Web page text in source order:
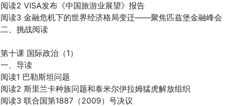
阅读2 VISA发布《中国旅游业展望》报告
阅读3 金融危机下的世界经济格局变迁——聚焦匹兹堡金融峰会
二、挑战阅读
第十课 国际政治（1）
一、导读
阅读1 巴勒斯坦问题
阅读2 斯里兰卡种族问题和泰米尔伊拉姆猛虎解放组织
阅读3 联合国第1887（2009）号决议